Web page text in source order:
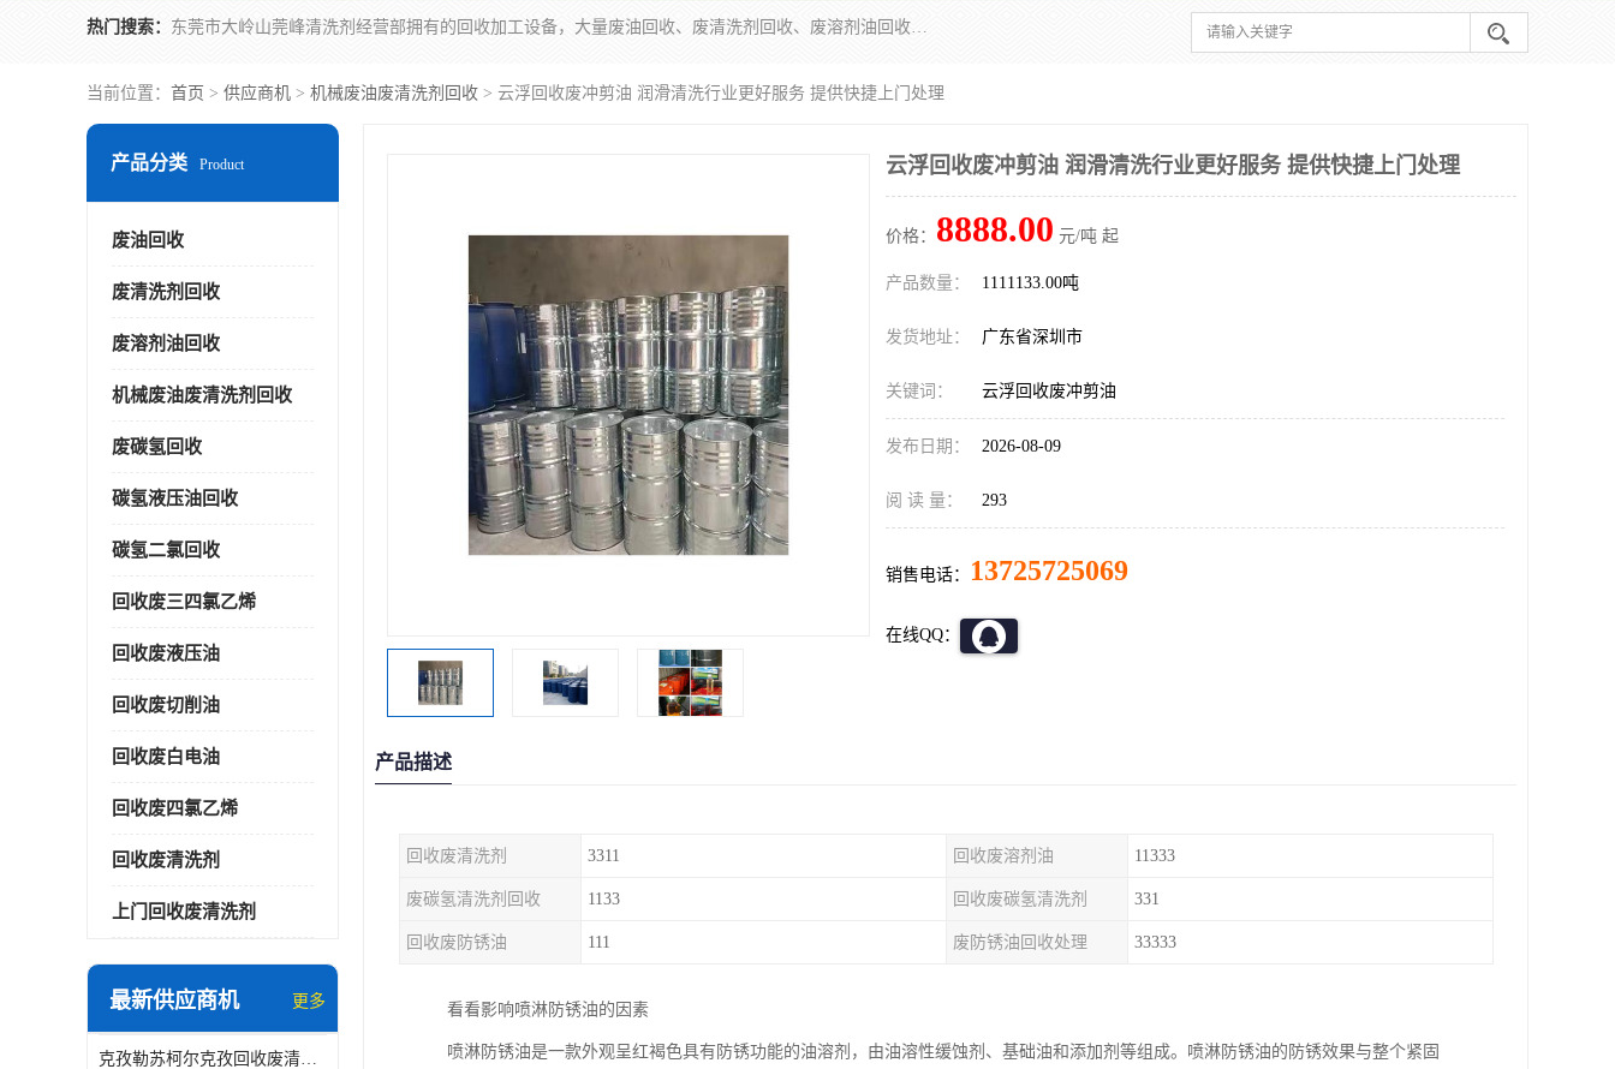
热门搜索： 东莞市大岭山莞峰清洗剂经营部拥有的回收加工设备，大量废油回收、废清洗剂回收、废溶剂油回收、机械废油废清洗剂回收、废碳氢回收、碳氢液压油回收、碳氢二氯回收等废清洗剂处理；我们只是提供废旧化工原料的循环使用存放点，执行正规的存放，有正规的回收资质处理。同时我们公司批发零售回收级清洗剂，脱模油再生基础油，质量保证。
当前位置： 首页 > 供应商机 > 机械废油废清洗剂回收 > 云浮回收废冲剪油 润滑清洗行业更好服务 提供快捷上门处理
产品分类 Product
废油回收
废清洗剂回收
废溶剂油回收
机械废油废清洗剂回收
废碳氢回收
碳氢液压油回收
碳氢二氯回收
回收废三四氯乙烯
回收废液压油
回收废切削油
回收废白电油
回收废四氯乙烯
回收废清洗剂
上门回收废清洗剂
最新供应商机 更多
克孜勒苏柯尔克孜回收废清洗剂
云浮回收废冲剪油 润滑清洗行业更好服务 提供快捷上门处理
价格： 8888.00 元/吨 起
产品数量： 1111133.00吨
发货地址： 广东省深圳市
关键词： 云浮回收废冲剪油
发布日期： 2026-08-09
阅 读 量： 293
销售电话： 13725725069
在线QQ：
产品描述
回收废清洗剂 3311 回收废溶剂油 11333
废碳氢清洗剂回收 1133 回收废碳氢清洗剂 331
回收废防锈油 111 废防锈油回收处理 33333
看看影响喷淋防锈油的因素
喷淋防锈油是一款外观呈红褐色具有防锈功能的油溶剂，由油溶性缓蚀剂、基础油和添加剂等组成。喷淋防锈油的防锈效果与整个紧固